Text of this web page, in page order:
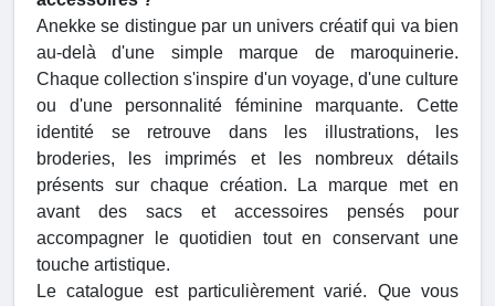
Anekke se distingue par un univers créatif qui va bien
au-delà d'une simple marque de maroquinerie.
Chaque collection s'inspire d'un voyage, d'une culture
ou d'une personnalité féminine marquante. Cette
identité se retrouve dans les illustrations, les
broderies, les imprimés et les nombreux détails
présents sur chaque création. La marque met en
avant des sacs et accessoires pensés pour
accompagner le quotidien tout en conservant une
touche artistique.
Le catalogue est particulièrement varié. Que vous